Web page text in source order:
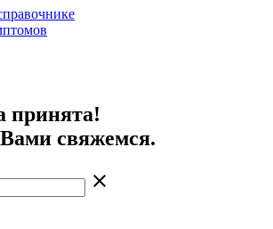
принята!
свяжемся.
close